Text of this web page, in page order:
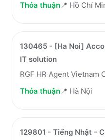
Thỏa thuận📍 Hồ Chí
130465 - [Ha Noi]
IT solution
RGF HR Agent Vietnam
Thỏa thuận📍 Hà Nội
129801 - Tiếng Nhật -